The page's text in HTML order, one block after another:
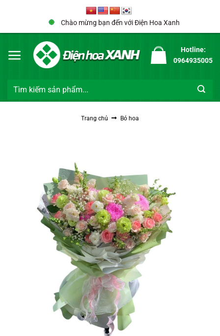
Chào mừng bạn đến với Điện Hoa Xanh
Hotline:
0964935005
Tìm
Trang chủ Bó hoa